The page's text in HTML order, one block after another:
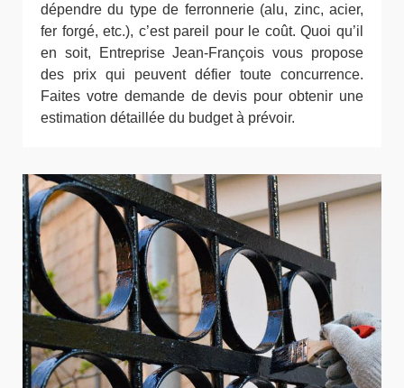
dépendre du type de ferronnerie (alu, zinc, acier,
fer forgé, etc.), c’est pareil pour le coût. Quoi qu’il
en soit, Entreprise Jean-François vous propose
des prix qui peuvent défier toute concurrence.
Faites votre demande de devis pour obtenir une
estimation détaillée du budget à prévoir.